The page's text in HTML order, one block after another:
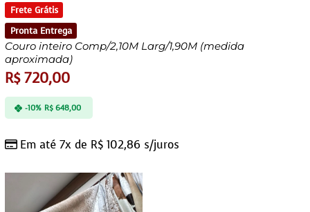
Frete Grátis
Pronta Entrega
Couro inteiro Comp/2,10M Larg/1,90M (medida
aproximada)
R$720,00
Em até 7x de R$ 102,86 s/juros
-10% R$648,00